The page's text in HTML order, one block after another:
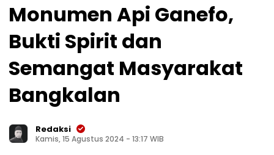
Monumen Api Ganefo,
Bukti Spirit dan
Semangat Masyarakat
Bangkalan
Redaksi
Kamis, 15 Agustus 2024 - 13:17 WIB